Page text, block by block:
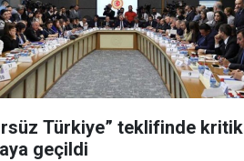
Türkiye” teklifinde kritik
geçildi